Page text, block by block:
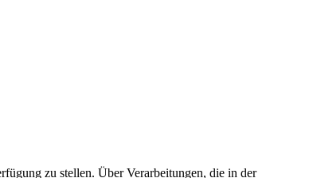
zu stellen. Über Verarbeitungen, die in der